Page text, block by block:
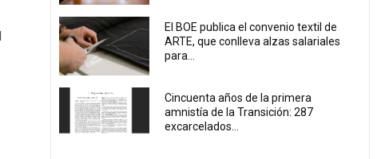
El BOE publica el convenio textil de
ARTE, que conlleva alzas salariales
para...
Cincuenta años de la primera
amnistía de la Transición: 287
excarcelados...